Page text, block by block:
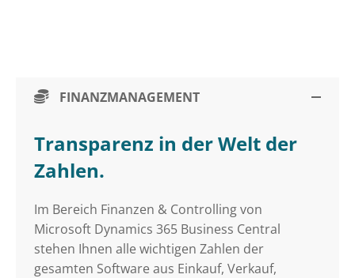
FINANZMANAGEMENT
Transparenz in der Welt der
Zahlen.
Im Bereich Finanzen & Controlling von
Microsoft Dynamics 365 Business Central
stehen Ihnen alle wichtigen Zahlen der
gesamten Software aus Einkauf, Verkauf,